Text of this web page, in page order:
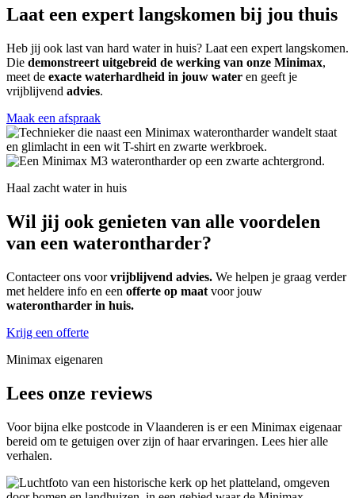
Laat een expert langskomen bij jou thuis
Heb jij ook last van hard water in huis? Laat een expert langskomen.
Die demonstreert uitgebreid de werking van onze Minimax,
meet de exacte waterhardheid in jouw water en geeft je
vrijblijvend advies.
Maak een afspraak
Haal zacht water in huis
Wil jij ook genieten van alle voordelen
van een waterontharder?
Contacteer ons voorvrijblijvend advies. We helpen je graag verder
met heldere info en een offerte op maat voor jouw
waterontharder in huis.
Krijg een offerte
Minimax eigenaren
Lees onze reviews
Voor bijna elke postcode in Vlaanderen is er een Minimax eigenaar
bereid om te getuigen over zijn of haar ervaringen. Lees hier alle
verhalen.